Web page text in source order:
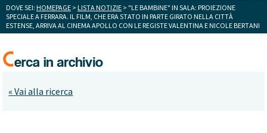
DOVE SEI: HOMEPAGE > LISTA NOTIZIE > "LE BAMBINE" IN SALA: PROIEZIONE
SPECIALE A FERRARA. IL FILM, CHE ERA STATO IN PARTE GIRATO NELLA CITTÀ
ESTENSE, ARRIVA AL CINEMA APOLLO CON LE REGISTE VALENTINA E NICOLE BERTANI
« Vai alla ricerca